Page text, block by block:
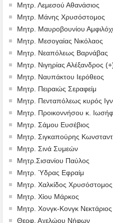
Μητρ. Λεμεσού Αθανάσιος
Μητρ. Μάνης Χρυσόστομος
Μητρ. Μαυροβουνίου
Μητρ. Μεσογαίας Νικόλαος
Μητρ. Νεαπόλεως Βαρνάβας
Μητρ. Νιγηρίας Αλέξανδρος
Μητρ. Ναυπάκτου Ιερόθεος
Μητρ. Πειραιώς Σεραφείμ
Μητρ. Πενταπόλεως κυρός
Μητρ. Προικοννήσου κ. Ιωσήφ
Μητρ. Σάμου Ευσέβιος
Μητρ. Σιγκαπούρης
Μητρ. Σινά Συμεών
Μητρ.Σισανίου Παύλος
Μητρ. Ύδρας Εφραίμ
Μητρ. Χαλκίδος Χρυσόστομος
Μητρ. Χίου Μάρκος
Μητρ. Χονγκ-Κονγκ Νεκτάριος
Θεοφ. Αχελώου Νήφων